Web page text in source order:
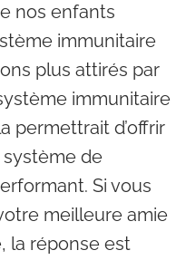
nos enfants
immunitaire
plus attirés par
immunitaire
permettrait d’offrir
de
Si vous
meilleure amie
la réponse est